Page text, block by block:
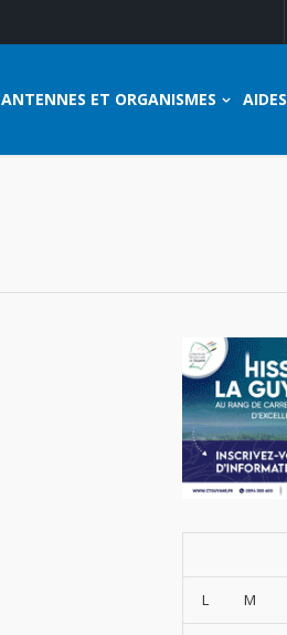
ANTENNES ET ORGANISMES AIDES
L M